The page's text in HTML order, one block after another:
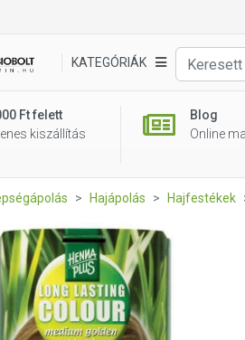
KATEGÓRIÁK
Ft felett
kiszállítás
Blog
Online
Hajápolás Hajfestékek